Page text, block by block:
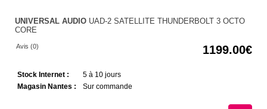
UNIVERSAL AUDIO UAD-2 SATELLITE THUNDERBOLT 3 OCTO
CORE
Avis (0) 1199.00
Stock Internet :
5 à 10 jours
Magasin Nantes :
Sur commande